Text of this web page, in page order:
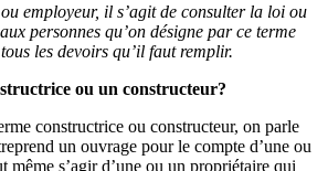
employeur, il s’agit de consulter la loi ou
personnes qu’on désigne par ce terme
les devoirs qu’il faut remplir.
ou un constructeur?
constructrice ou constructeur, on parle
un ouvrage pour le compte d’une ou
même s’agir d’une ou un propriétaire qui